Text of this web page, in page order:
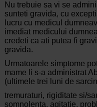
Nu trebuie sa vi se
sunteti gravida, cu
lucru cu medicul
imediat medicului
credeti ca ati putea fi
gravida.
Urmatoarele simptome
mame li s-a administrat
(ultimele trei luni de
tremuraturi, rigiditate si/
somnolenta, agitatie,